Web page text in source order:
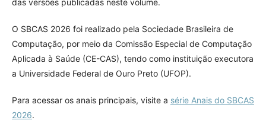
O SBCAS 2026 foi realizado pela Sociedade Brasileira de
Computação, por meio da Comissão Especial de Computação
Aplicada à Saúde (CE-CAS), tendo como instituição executora
a Universidade Federal de Ouro Preto (UFOP).
Para acessar os anais principais, visite a série Anais do SBCAS
2026.